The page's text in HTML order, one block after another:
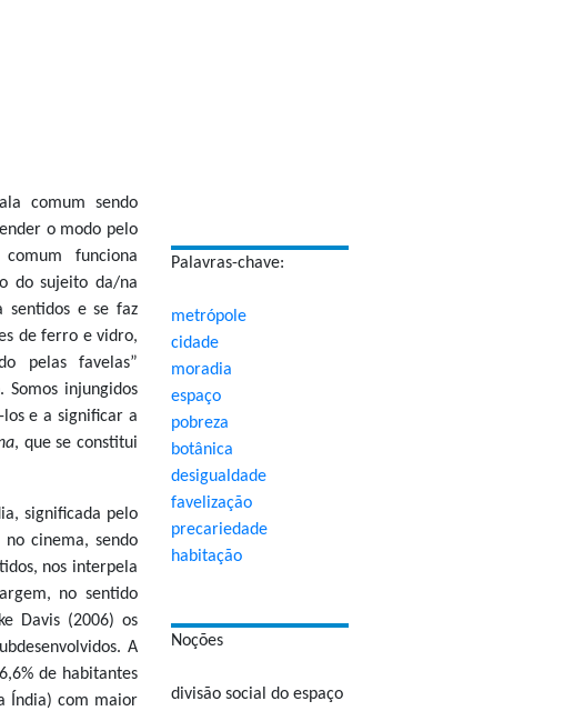
comum sendo
o modo pelo
funciona
do sujeito da/na
sentidos e se faz
de ferro e vidro,
pelas favelas”
Somos injungidos
los e a significar a
, que se constitui
significada pelo
cinema, sendo
nos interpela
no sentido
Davis (2006) os
A
de habitantes
Índia) com maior
Palavras-chave:
metrópole
cidade
moradia
espaço
pobreza
botânica
desigualdade
favelização
precariedade
habitação
Noções
divisão social do espaço